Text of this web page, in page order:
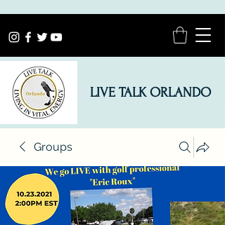
LIVE TALK ORLANDO
Groups